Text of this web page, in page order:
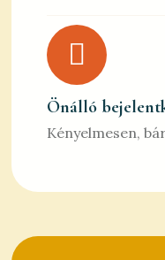
Önálló
Kényelmesen,